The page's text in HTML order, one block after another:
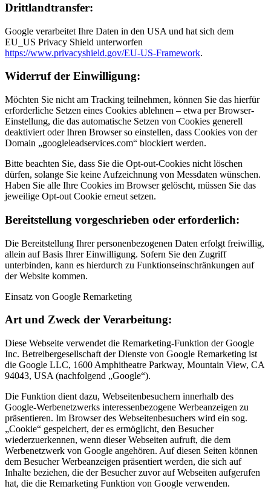
Drittland­transfer:
Google verarbeitet Ihre Daten in den USA und hat sich dem
EU_US Privacy Shield unterworfen
https://www.privacyshield.gov/EU-US-Framework.
Widerruf der Ein­willig­ung:
Möchten Sie nicht am Tracking teilnehmen, können Sie das hierfür
erforderliche Setzen eines Cookies ablehnen – etwa per Browser-
Einstellung, die das automatische Setzen von Cookies generell
deaktiviert oder Ihren Browser so einstellen, dass Cookies von der
Domain „googleleadservices.com“ blockiert werden.
Bitte beachten Sie, dass Sie die Opt-out-Cookies nicht löschen
dürfen, solange Sie keine Aufzeichnung von Messdaten wünschen.
Haben Sie alle Ihre Cookies im Browser gelöscht, müssen Sie das
jeweilige Opt-out Cookie erneut setzen.
Bereit­stellung vorgeschrieben oder erforderlich:
Die Bereitstellung Ihrer personenbezogenen Daten erfolgt freiwillig,
allein auf Basis Ihrer Einwilligung. Sofern Sie den Zugriff
unterbinden, kann es hierdurch zu Funktionseinschränkungen auf
der Website kommen.
Einsatz von Google Remarketing
Art und Zweck der Ver­arbeit­ung:
Diese Webseite verwendet die Remarketing-Funktion der Google
Inc. Betreibergesellschaft der Dienste von Google Remarketing ist
die Google LLC, 1600 Amphitheatre Parkway, Mountain View, CA
94043, USA (nachfolgend „Google“).
Die Funktion dient dazu, Webseitenbesuchern innerhalb des
Google-Werbenetzwerks interessenbezogene Werbeanzeigen zu
präsentieren. Im Browser des Webseitenbesuchers wird ein sog.
„Cookie“ gespeichert, der es ermöglicht, den Besucher
wiederzuerkennen, wenn dieser Webseiten aufruft, die dem
Werbenetzwerk von Google angehören. Auf diesen Seiten können
dem Besucher Werbeanzeigen präsentiert werden, die sich auf
Inhalte beziehen, die der Besucher zuvor auf Webseiten aufgerufen
hat, die die Remarketing Funktion von Google verwenden.